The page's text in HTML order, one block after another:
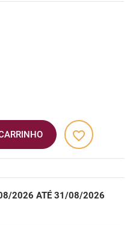
favorite_border
08/2026 ATÉ 31/08/2026